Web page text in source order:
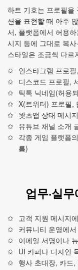
하트 기호는 프로필을
션을 표현할 때 아주
서, 플랫폼에서 허용
시지 등에 그대로 복
스타일은 조금씩 다르
인스타그램 프로
디스코드 프로필,
틱톡 닉네임(허용
X(트위터) 프로필,
왓츠앱 상태 메시
유튜브 채널 소개
각종 게임 플랫폼
름)
업무·실
고객 지원 메시지
커뮤니티 운영에
이메일 서명이나
UI 카피나 디자인
행사 초대장, 카드